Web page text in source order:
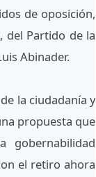
de oposición,
del Partido de la
Abinader.
la ciudadanía y
propuesta que
el retiro ahora